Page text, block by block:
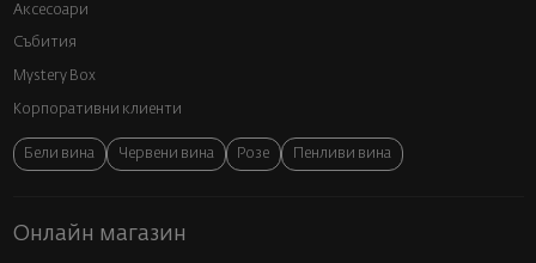
Аксесоари
Събития
Mystery Box
Корпоративни клиенти
Бели вина Червени вина Розе Пенливи вина
Онлайн магазин